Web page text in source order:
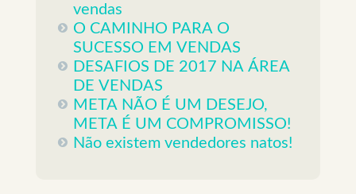
vendas
O CAMINHO PARA O
SUCESSO EM VENDAS
DESAFIOS DE 2017 NA ÁREA
DE VENDAS
META NÃO É UM DESEJO,
META É UM COMPROMISSO!
Não existem vendedores natos!